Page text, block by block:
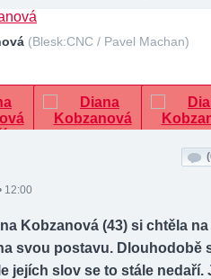
(Blesk:CNC / Pavel Machan)
12:00
Kobzanová (43) si chtěla
svou postavu. Dlouhodobě
jejích slov se to stále nedaří.